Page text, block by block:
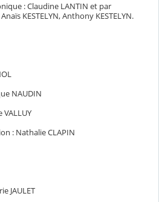
: Claudine LANTIN et par
KESTELYN, Anthony KESTELYN.
NAUDIN
: Nathalie CLAPIN
JAULET